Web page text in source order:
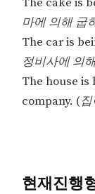
마에 의해 굽
The car is
정비사에 의
The house
company. (
현재진행